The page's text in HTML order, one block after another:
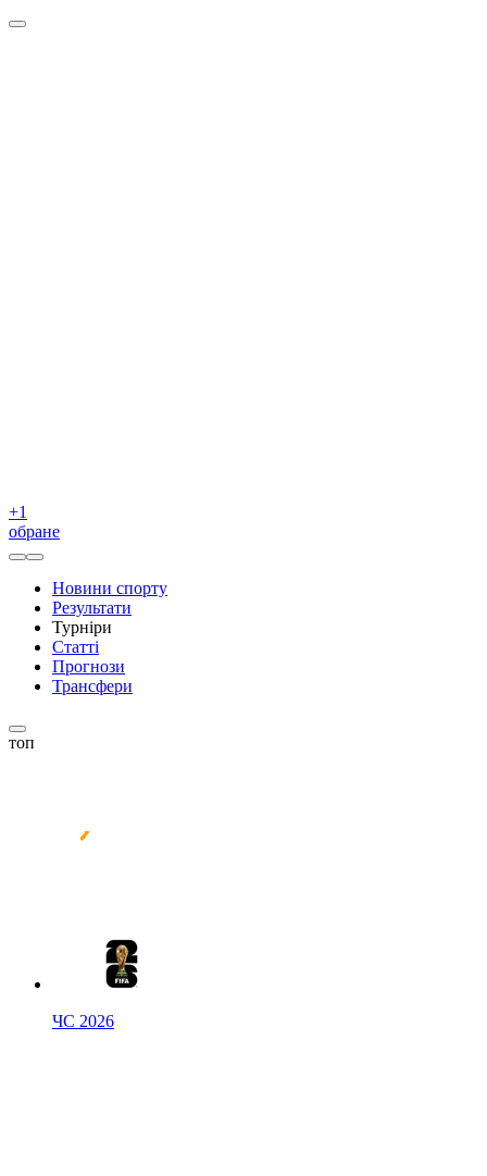
+1
обране
Новини спорту
Результати
Турніри
Статті
Прогнози
Трансфери
топ
ЧС 2026